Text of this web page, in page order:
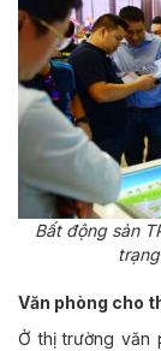
Bất động sản
Văn phòng cho
Ở thị trường văn